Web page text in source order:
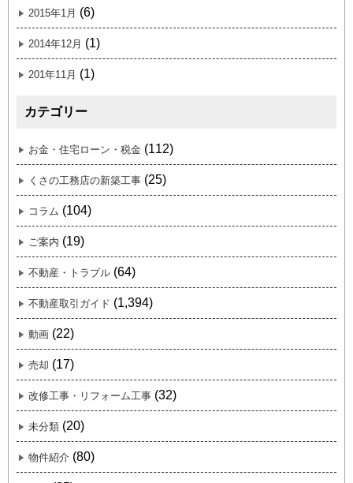
2015年1月 (6)
2014年12月 (1)
201年11月 (1)
カテゴリー
お金・住宅ローン・税金 (112)
くさの工務店の新築工事 (25)
コラム (104)
ご案内 (19)
不動産・トラブル (64)
不動産取引ガイド (1,394)
動画 (22)
売却 (17)
改修工事・リフォーム工事 (32)
未分類 (20)
物件紹介 (80)